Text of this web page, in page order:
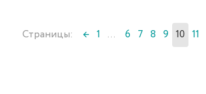
Страницы: ← 1 ... 6 7 8 9 10 11